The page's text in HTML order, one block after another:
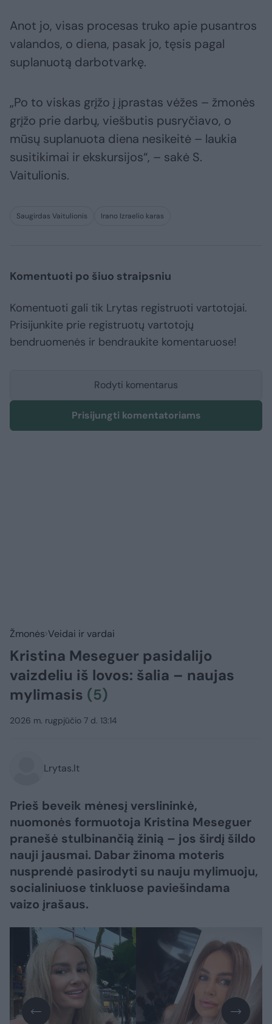
Anot jo, visas procesas truko apie pusantros
valandos, o diena, pasak jo, tęsis pagal
suplanuotą darbotvarkę.
„Po to viskas grįžo į įprastas vėžes – žmonės
grįžo prie darbų, viešbutis pusryčiavo, o
mūsų suplanuota diena nesikeitė – laukia
susitikimai ir ekskursijos“, – sakė S.
Vaitulionis.
Saugirdas Vaitulionis Irano Izraelio karas
Komentuoti po šiuo straipsniu
Komentuoti gali tik Lrytas registruoti vartotojai.
Prisijunkite prie registruotų vartotojų
bendruomenės ir bendraukite komentaruose!
Rodyti komentarus
Prisijungti komentatoriams
Žmonės Veidai ir vardai
Kristina Meseguer pasidalijo
vaizdeliu iš lovos: šalia – naujas
mylimasis (5)
2026 m. rugpjūčio 7 d. 13:14
Lrytas.lt
Prieš beveik mėnesį verslininkė,
nuomonės formuotoja Kristina Meseguer
pranešė stulbinančią žinią – jos širdį šildo
nauji jausmai. Dabar žinoma moteris
nusprendė pasirodyti su nauju mylimuoju,
socialiniuose tinkluose paviešindama
vaizo įrašaus.